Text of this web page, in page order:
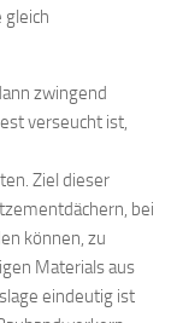
gleich
zwingend
verseucht ist,
Ziel dieser
bei
können, zu
Materials aus
eindeutig ist